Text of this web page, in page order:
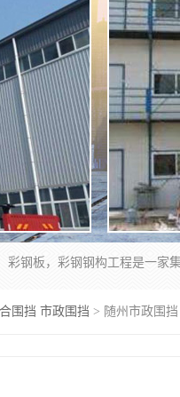
围挡 市政围挡 > 随州市政围